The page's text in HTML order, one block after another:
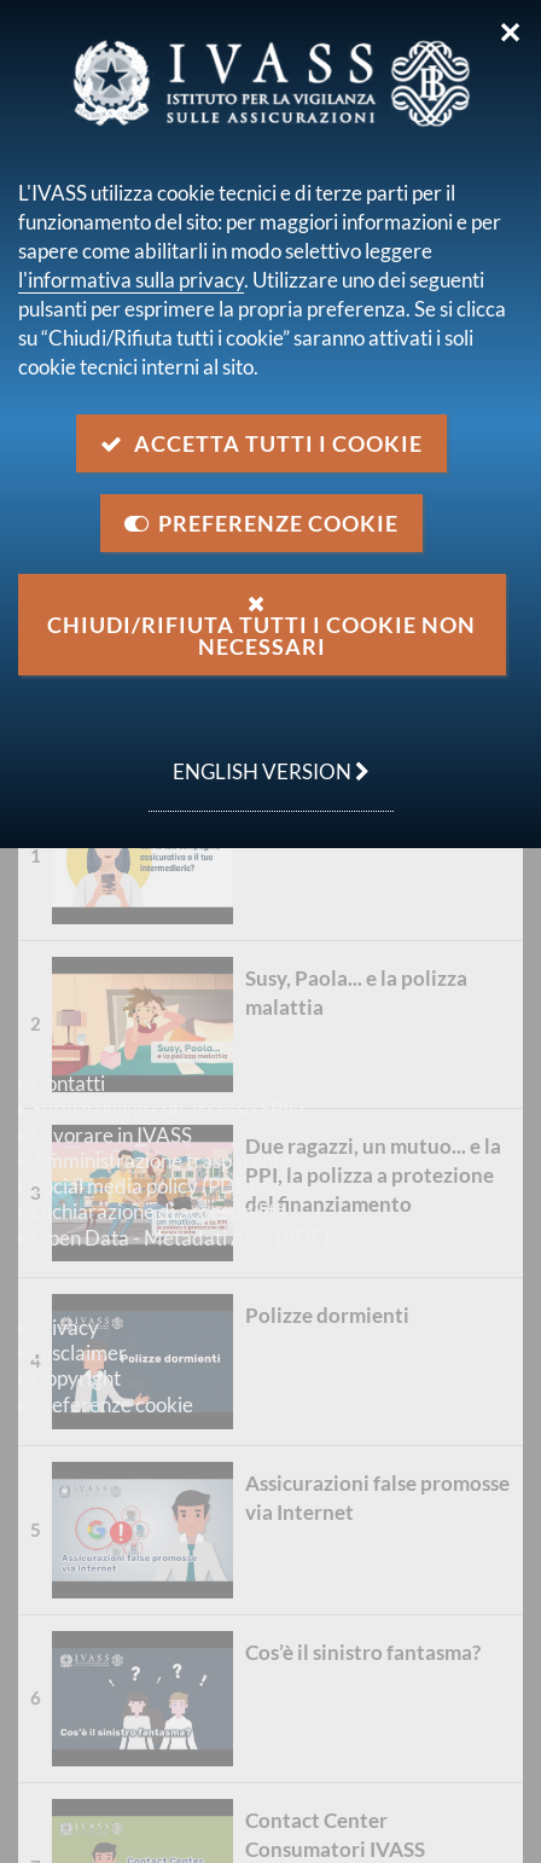
sei qui:
VIDEO PILLOLE
ASSICURATIVE
On line la collana di brevi video di informazione e
sensibilizzazione su concetti e temi di educazione
assicurativa.
Ministero dello Sviluppo Economico - Direzione
Generale per il mercato, la concorrenza, la tutela del
consumatore e la normativa tecnica, con i fondi a
L'iniziativa rientra tra le numerose attività di
educazione assicurativa, sviluppate nell'ambito della
Video-pillola Arbitro
Susy, Paola... e la polizza
malattia
Due ragazzi, un mutuo... e la
PPI, la polizza a protezione
del finanziamento
Polizze dormienti
Assicurazioni false promosse
via Internet
Cos’è il sinistro fantasma?
Contact Center
Consumatori IVASS
IVASS
Istituto per la Vigilanza sulle Assicurazioni
via del Quirinale 21
: +39 06 421331
email@ivass.it
pec
:ivass@pec.ivass.it
Contatti
Lavorare in IVASS
Amministrazione trasparente
Social media policy (PDF)
Dichiarazione di accessibilità
Open Data - Metadati Agid (RDF)
Informazioni Legali
Privacy
Disclaimer
Copyright
Preferenze cookie
Seguici su
Instagram
LinkedIn
X
E-mail Alert
YouTube
RSS
✕
L'IVASS utilizza cookie tecnici e di terze parti per il
funzionamento del sito: per maggiori informazioni e per
sapere come abilitarli in modo selettivo leggere
l'informativa sulla privacy. Utilizzare uno dei seguenti
pulsanti per esprimere la propria preferenza. Se si clicca
su “Chiudi/Rifiuta tutti i cookie” saranno attivati i soli
cookie tecnici interni al sito.
ACCETTA TUTTI I COOKIE
PREFERENZE COOKIE
CHIUDI/RIFIUTA TUTTI I COOKIE NON
NECESSARI
ENGLISH VERSION